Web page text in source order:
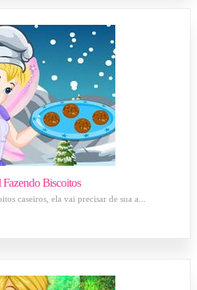
Biscoitos
caseiros, ela vai precisar de sua a...